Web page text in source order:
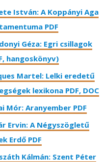
István: A Koppányi Aga
PDF
Géza: Egri csillagok
hangoskönyv)
Martel: Lelki eredetű
lexikona PDF, DOC
Mór: Aranyember PDF
Ervin: A Négyszögletű
Erdő PDF
Kálmán: Szent Péter